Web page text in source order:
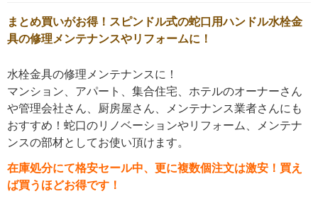
まとめ買いがお得！スピンドル式の蛇口用ハンドル水栓金
具の修理メンテナンスやリフォームに！
水栓金具の修理メンテナンスに！
マンション、アパート、集合住宅、ホテルのオーナーさん
や管理会社さん、厨房屋さん、メンテナンス業者さんにも
おすすめ！蛇口のリノベーションやリフォーム、メンテナ
ンスの部材としてお使い頂けます。
在庫処分にて格安セール中、更に複数個注文は激安！買え
ば買うほどお得です！